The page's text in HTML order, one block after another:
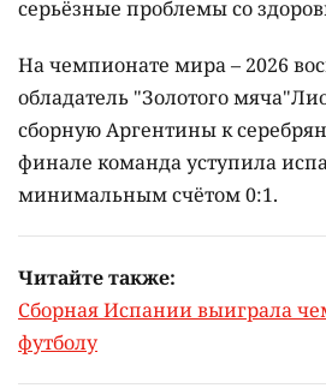
серьёзные проблемы со
На чемпионате мира – 2026
обладатель "Золотого
сборную Аргентины к
финале команда уступила
минимальным счётом 0:1.
Читайте также:
Сборная Испании выиграла
футболу